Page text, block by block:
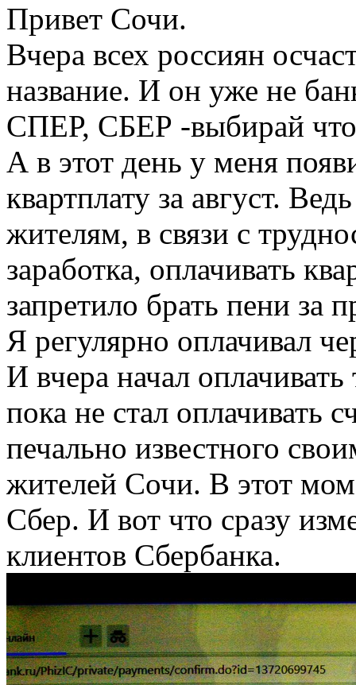
Привет Сочи.
Вчера всех россиян
название. И он уже не
СПЕР, СБЕР -выбирай что
А в этот день у меня
квартплату за август.
жителям, в связи с
заработка, оплачивать
запретило брать пени за
Я регулярно оплачивал
И вчера начал
пока не стал оплачивать
печально известного
жителей Сочи. В этот
Сбер. И вот что сразу
клиентов Сбербанка.